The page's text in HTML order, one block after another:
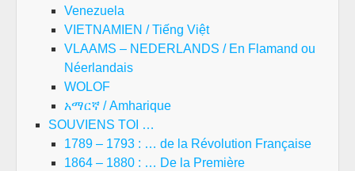
Venezuela
VIETNAMIEN / Tiếng Việt
VLAAMS – NEDERLANDS / En Flamand ou
Néerlandais
WOLOF
አማርኛ / Amharique
SOUVIENS TOI …
1789 – 1793 : … de la Révolution Française
1864 – 1880 : … De la Première